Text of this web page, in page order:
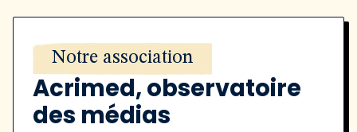
Notre association
Acrimed, observatoire
des médias